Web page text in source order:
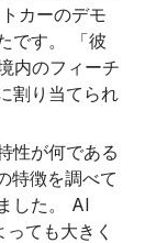
カーのデモ
です。 「彼
内のフィーチ
割り当てられ
性が何である
特徴を調べて
した。 AI
ても大きく